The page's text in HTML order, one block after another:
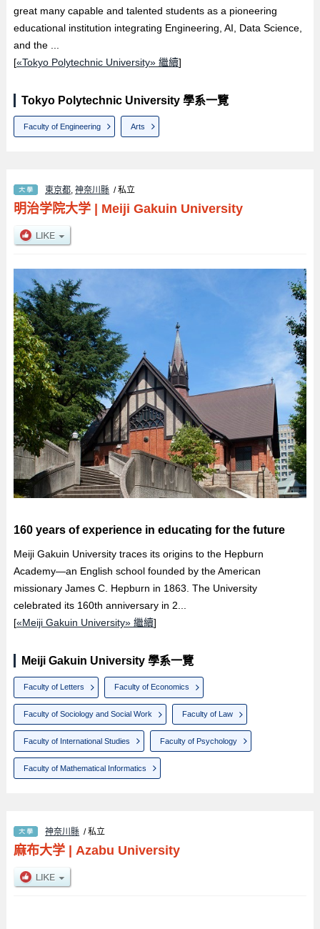
great many capable and talented students as a pioneering
educational institution integrating Engineering, AI, Data Science,
and the ...
[«Tokyo Polytechnic University» 繼續]
Tokyo Polytechnic University 學系一覽
Faculty of Engineering Arts
東京都,神奈川縣 / 私立
明治学院大学| Meiji Gakuin University
160 years of experience in educating for the future
Meiji Gakuin University traces its origins to the Hepburn
Academy—an English school founded by the American
missionary James C. Hepburn in 1863. The University
celebrated its 160th anniversary in 2...
[«Meiji Gakuin University» 繼續]
Meiji Gakuin University 學系一覽
Faculty of Letters Faculty of Economics
Faculty of Sociology and Social Work Faculty of Law
Faculty of International Studies Faculty of Psychology
Faculty of Mathematical Informatics
神奈川縣 / 私立
麻布大学| Azabu University